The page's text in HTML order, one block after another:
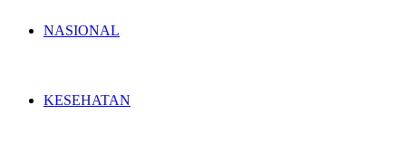
NASIONAL
KESEHATAN